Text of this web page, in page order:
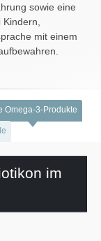
sowie eine
Kindern,
mit einem
Omega-3-Produkte
im